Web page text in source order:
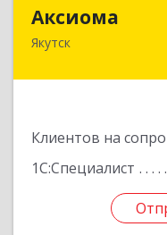
Аксиома
Якутск
Клиентов на
1С:Специалист
677000, Саха /